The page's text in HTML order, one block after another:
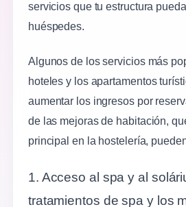
servicios que tu estructura
huéspedes.
Algunos de los servicios más
hoteles y los apartamentos
aumentar los ingresos por
de las mejoras de habitación,
principal en la hostelería,
1. Acceso al spa y al
tratamientos de spa y los